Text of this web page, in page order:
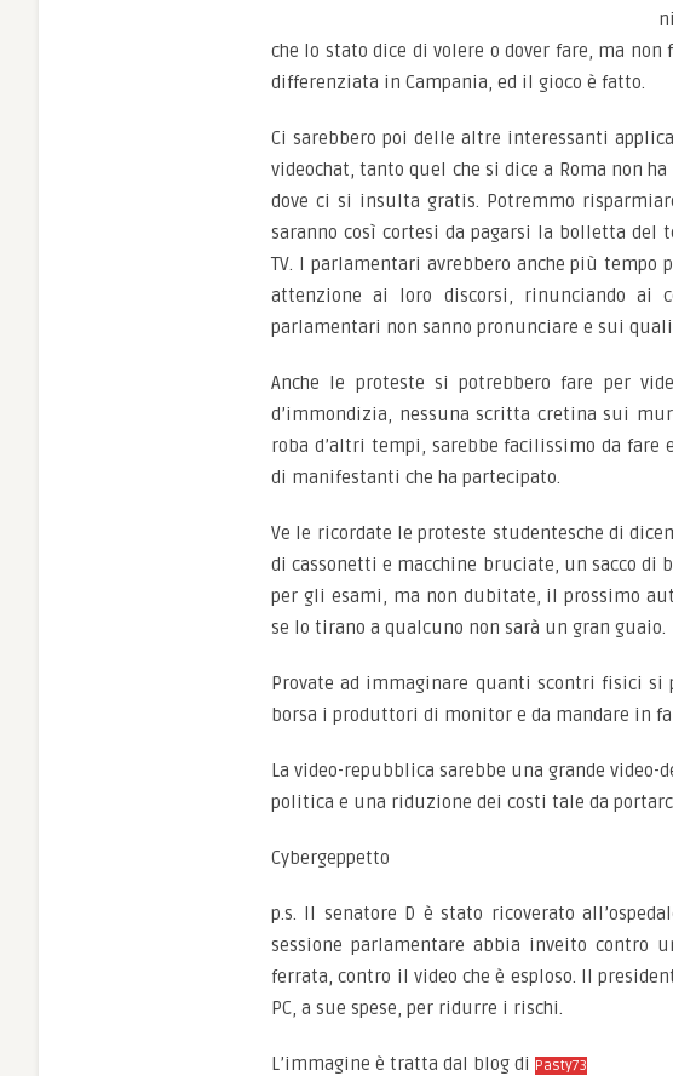
che lo stato dice di volere o dover fare, ma
differenziata in Campania, ed il gioco è fatto.
Ci sarebbero poi delle altre interessanti
videochat, tanto quel che si dice a Roma non
dove ci si insulta gratis. Potremmo
saranno così cortesi da pagarsi la bolletta del
TV. I parlamentari avrebbero anche più
attenzione ai loro discorsi, rinunciando ai
parlamentari non sanno pronunciare e sui
Anche le proteste si potrebbero fare per
d’immondizia, nessuna scritta cretina sui
roba d’altri tempi, sarebbe facilissimo da fare
di manifestanti che ha partecipato.
Ve le ricordate le proteste studentesche di
di cassonetti e macchine bruciate, un sacco
per gli esami, ma non dubitate, il prossimo
se lo tirano a qualcuno non sarà un gran guaio.
Provate ad immaginare quanti scontri fisici
borsa i produttori di monitor e da mandare in
La video-repubblica sarebbe una grande
politica e una riduzione dei costi tale da
Cybergeppetto
p.s. Il senatore D è stato ricoverato
sessione parlamentare abbia inveito contro
ferrata, contro il video che è esploso. Il
PC, a sue spese, per ridurre i rischi.
L’immagine è tratta dal blog di Pasty73